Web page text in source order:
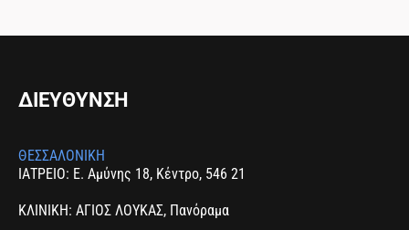
ΔΙΕΥΘΥΝΣΗ
ΘΕΣΣΑΛΟΝΙΚΗ
ΙΑΤΡΕΙΟ: Ε. Αμύνης 18, Κέντρο, 546 21
ΚΛΙΝΙΚΗ: ΑΓΙΟΣ ΛΟΥΚΑΣ, Πανόραμα